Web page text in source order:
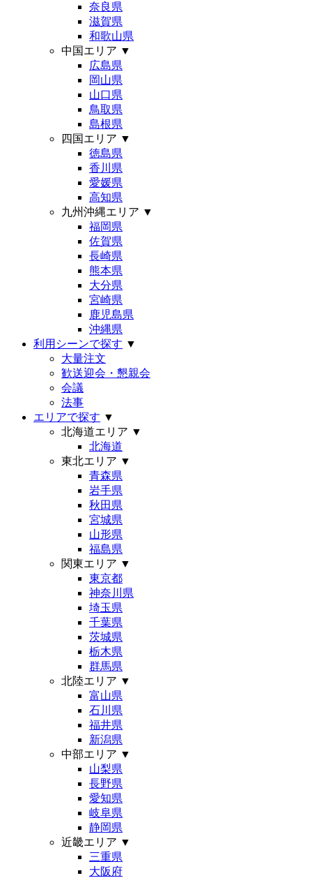
奈良県
滋賀県
和歌山県
中国エリア ▼
広島県
岡山県
山口県
鳥取県
島根県
四国エリア ▼
徳島県
香川県
愛媛県
高知県
九州沖縄エリア ▼
福岡県
佐賀県
長崎県
熊本県
大分県
宮崎県
鹿児島県
沖縄県
利用シーンで探す ▼
大量注文
歓送迎会・懇親会
会議
法事
エリアで探す ▼
北海道エリア ▼
北海道
東北エリア ▼
青森県
岩手県
秋田県
宮城県
山形県
福島県
関東エリア ▼
東京都
神奈川県
埼玉県
千葉県
茨城県
栃木県
群馬県
北陸エリア ▼
富山県
石川県
福井県
新潟県
中部エリア ▼
山梨県
長野県
愛知県
岐阜県
静岡県
近畿エリア ▼
三重県
大阪府